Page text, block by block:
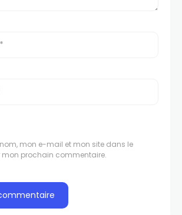
mon e-mail et mon site dans le
prochain commentaire.